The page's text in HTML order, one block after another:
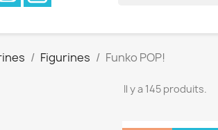
Figurines Funko POP!
Il y a 145 produits.